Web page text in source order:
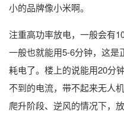
小的品牌像小米啊。
注重高功率放电，一般会有
一般也就能用5-6分钟，这
耗电了。楼上的说能用20分
不到的电流，带不起来无人
爬升阶段、逆风的情况下，